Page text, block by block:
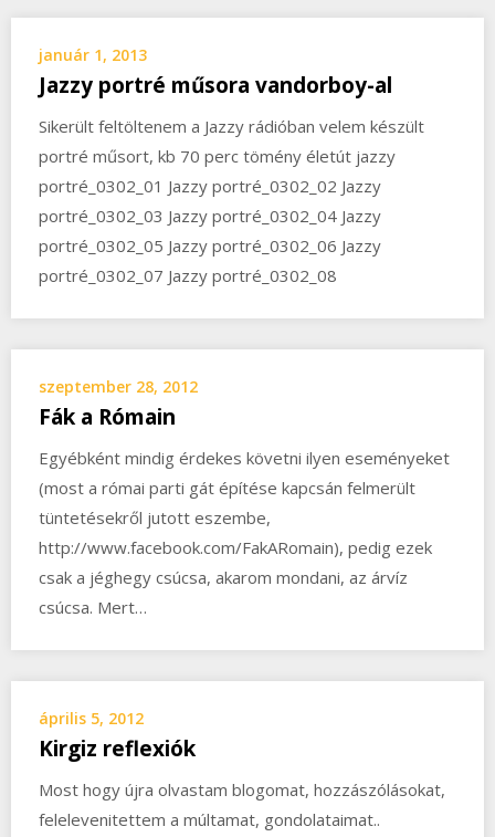
január 1, 2013
Jazzy portré műsora vandorboy-al
Sikerült feltöltenem a Jazzy rádióban velem készült
portré műsort, kb 70 perc tömény életút jazzy
portré_0302_01 Jazzy portré_0302_02 Jazzy
portré_0302_03 Jazzy portré_0302_04 Jazzy
portré_0302_05 Jazzy portré_0302_06 Jazzy
portré_0302_07 Jazzy portré_0302_08
szeptember 28, 2012
Fák a Rómain
Egyébként mindig érdekes követni ilyen eseményeket
(most a római parti gát építése kapcsán felmerült
tüntetésekről jutott eszembe,
http://www.facebook.com/FakARomain), pedig ezek
csak a jéghegy csúcsa, akarom mondani, az árvíz
csúcsa. Mert…
április 5, 2012
Kirgiz reflexiók
Most hogy újra olvastam blogomat, hozzászólásokat,
felelevenitettem a múltamat, gondolataimat..